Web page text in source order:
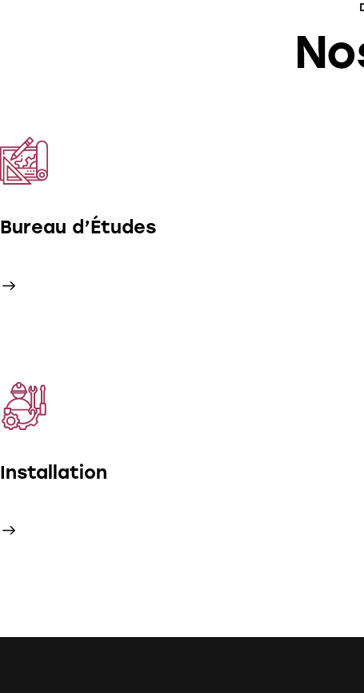
Bureau d’Études
Installation